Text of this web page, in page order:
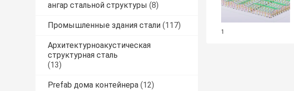
ангар стальной структуры (8)
Промышленные здания стали (117)
Архитектурноакустическая
структурная сталь
(13)
Prefab дома контейнера (12)
1